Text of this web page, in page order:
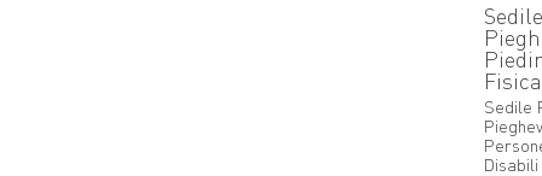
Sedile
Disabili